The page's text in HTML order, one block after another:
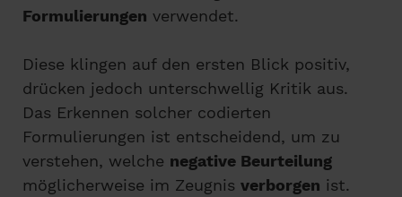
Formulierungen verwendet.
Diese klingen auf den ersten Blick positiv,
drücken jedoch unterschwellig Kritik aus.
Das Erkennen solcher codierten
Formulierungen ist entscheidend, um zu
verstehen, welche negative Beurteilung
möglicherweise im Zeugnis verborgen ist.